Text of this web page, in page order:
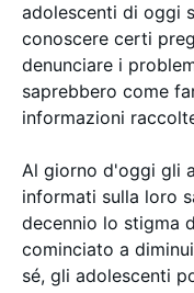
adolescenti di oggi
conoscere certi
denunciare i
saprebbero come
informazioni
Al giorno d'oggi gli
informati sulla loro
decennio lo stigma
cominciato a
sé, gli adolescenti